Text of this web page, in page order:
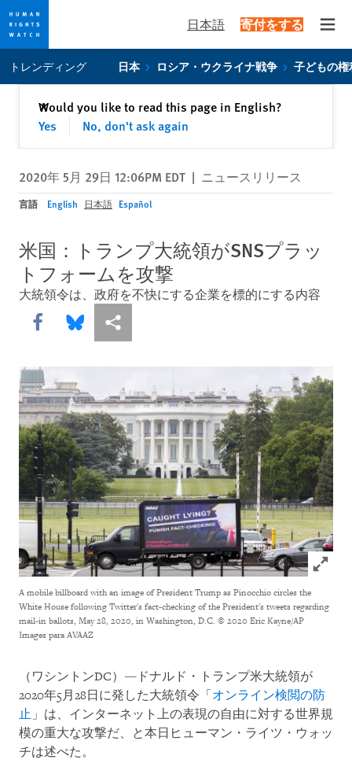
privacy
content
日本語 寄付をする
トレンディング 日本 ロシア・ウクライナ戦争 子どもの権
Would you like to read this page in English?
Yes
No, don't ask again
✕閉じる
2020年 5月 29日 12:06PM EDT | ニュースリリース
言語 English 日本語 Español
米国：トランプ大統領がSNSプラッ
トフォームを攻撃
大統領令は、政府を不快にする企業を標的にする内容
Share this via Facebook
Share this via Bluesky
More sharing options
Click to
A mobile billboard with an image of President Trump as Pinocchio circles the
White House following Twitter's fact-checking of the President's tweets regarding
mail-in ballots, May 28, 2020, in Washington, D.C. © 2020 Eric Kayne/AP
Images para AVAAZ
（ワシントンDC）―ドナルド・トランプ米大統領が
2020年5月28日に発した大統領令「 オンライン検閲の防
止 」は、インターネット上の表現の自由に対する世界規
模の重大な攻撃だ、と本日ヒューマン・ライツ・ウォッ
チは述べた。